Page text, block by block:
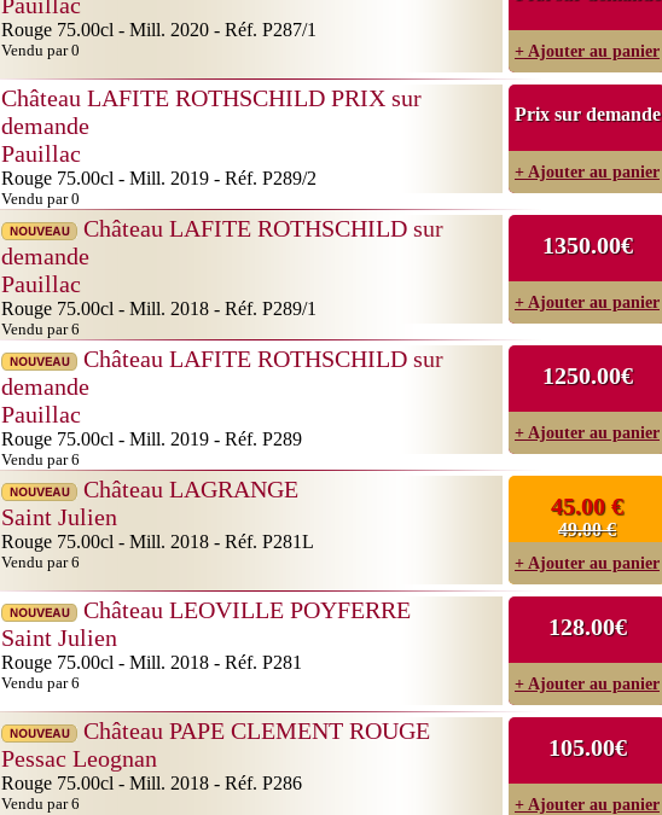
Rouge 75.00cl - Mill. 2020 - Réf. P287/1
Vendu par 0 + Ajouter au panier
Château LAFITE ROTHSCHILD PRIX sur
demande
Pauillac
Rouge 75.00cl - Mill. 2019 - Réf. P289/2
Vendu par 0
Prix sur demande
+ Ajouter au panier
Château LAFITE ROTHSCHILD sur
demande
Pauillac
Rouge 75.00cl - Mill. 2018 - Réf. P289/1
Vendu par 6
1350.00€
+ Ajouter au panier
Château LAFITE ROTHSCHILD sur
demande
Pauillac
Rouge 75.00cl - Mill. 2019 - Réf. P289
Vendu par 6
1250.00€
+ Ajouter au panier
Château LAGRANGE
Saint Julien
Rouge 75.00cl - Mill. 2018 - Réf. P281L
Vendu par 6
45.00 €
49.00 €
+ Ajouter au panier
Château LEOVILLE POYFERRE
Saint Julien
Rouge 75.00cl - Mill. 2018 - Réf. P281
Vendu par 6
128.00€
+ Ajouter au panier
Château PAPE CLEMENT ROUGE
Pessac Leognan
Rouge 75.00cl - Mill. 2018 - Réf. P286
Vendu par 6
105.00€
+ Ajouter au panier